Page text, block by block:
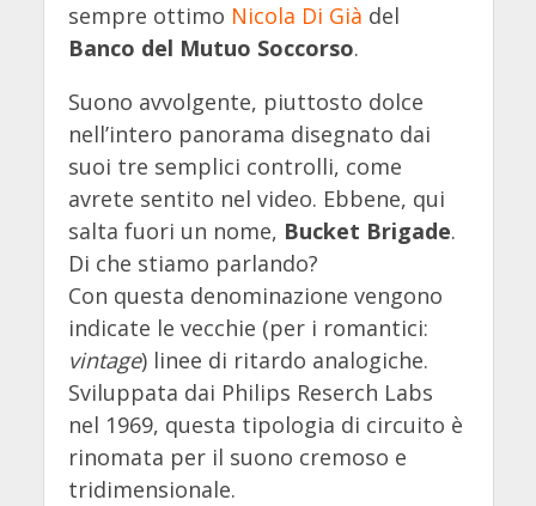
sempre ottimo Nicola Di Già del
Banco del Mutuo Soccorso.
Suono avvolgente, piuttosto dolce
nell’intero panorama disegnato dai
suoi tre semplici controlli, come
avrete sentito nel video. Ebbene, qui
salta fuori un nome, Bucket Brigade.
Di che stiamo parlando?
Con questa denominazione vengono
indicate le vecchie (per i romantici:
vintage) linee di ritardo analogiche.
Sviluppata dai Philips Reserch Labs
nel 1969, questa tipologia di circuito è
rinomata per il suono cremoso e
tridimensionale.